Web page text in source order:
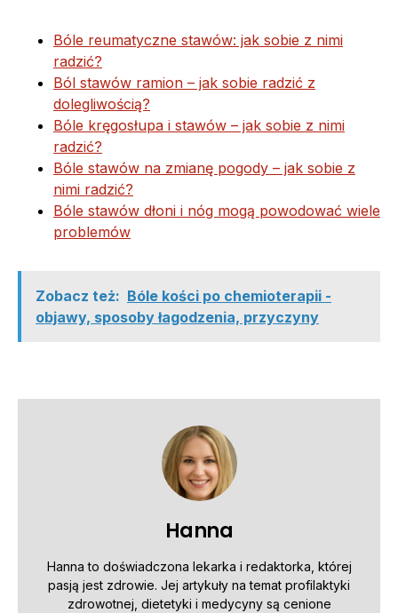
Bóle reumatyczne stawów: jak sobie z nimi
radzić?
Ból stawów ramion – jak sobie radzić z
dolegliwością?
Bóle kręgosłupa i stawów – jak sobie z nimi
radzić?
Bóle stawów na zmianę pogody – jak sobie z
nimi radzić?
Bóle stawów dłoni i nóg mogą powodować wiele
problemów
Zobacz też: Bóle kości po chemioterapii -
objawy, sposoby łagodzenia, przyczyny
Hanna
Hanna to doświadczona lekarka i redaktorka, której
pasją jest zdrowie. Jej artykuły na temat profilaktyki
zdrowotnej, dietetyki i medycyny są cenione